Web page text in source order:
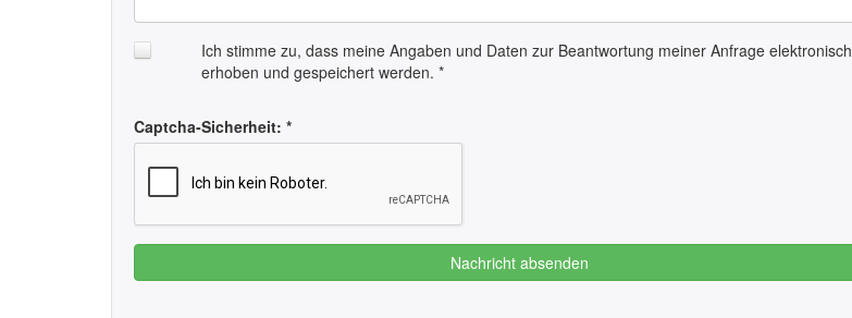
Ich stimme zu, dass meine Angaben und Daten zur Beantwortung meiner Anfrage elektronisch
erhoben und gespeichert werden. *
Captcha-Sicherheit: *
Nachricht absenden